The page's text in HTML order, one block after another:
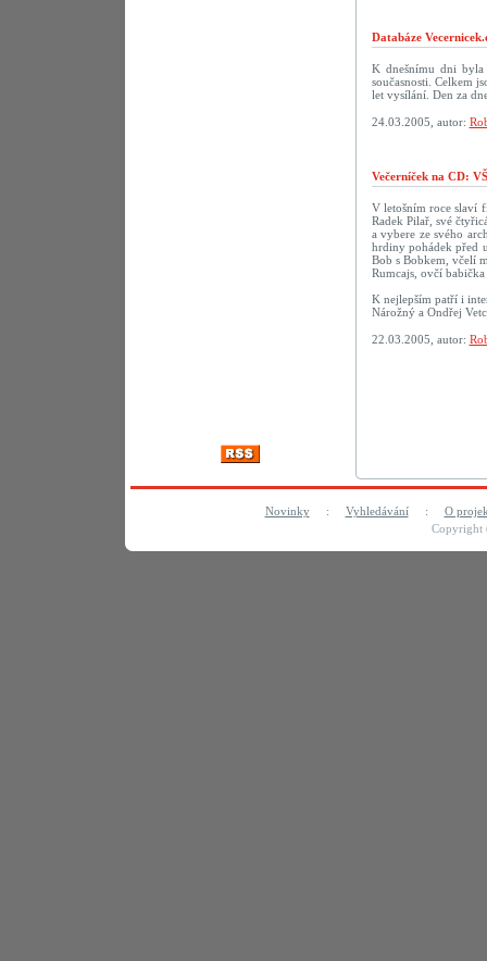
Databáze
K dnešnímu dni byla
současnosti. Celkem
let vysílání. Den za
24.03.2005, autor:
Večerníček na CD:
V letošním roce slaví
Radek Pilař, své
a vybere ze svého
hrdiny pohádek před
Bob s Bobkem, včelí
Rumcajs, ovčí
K nejlepším patří i
Nárožný a Ondřej
22.03.2005, autor:
Novinky: Vyhledávání: O
Copyright